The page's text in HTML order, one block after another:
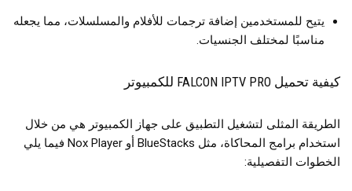
يتيح للمستخدمين إضافة ترجمات للأفلام والمسلسلات، مما يجعله
مناسبًا لمختلف الجنسيات.
كيفية تحميل FALCON IPTV PRO للكمبيوتر
الطريقة المثلى لتشغيل التطبيق على جهاز الكمبيوتر هي من خلال
استخدام برامج المحاكاة، مثل BlueStacks أو Nox Player فيما يلي
الخطوات التفصيلية: